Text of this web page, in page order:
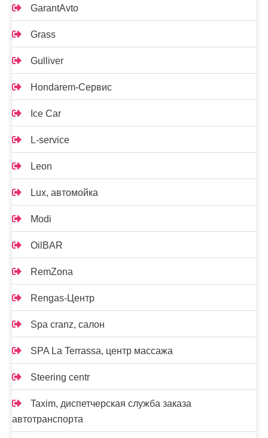
GarantAvto
Grass
Gulliver
Hondarem-Сервис
Ice Car
L-service
Leon
Lux, автомойка
Modi
OilBAR
RemZona
Rengas-Центр
Spa cranz, салон
SPA La Terrassa, центр массажа
Steering centr
Taxim, диспетчерская служба заказа
автотранспорта